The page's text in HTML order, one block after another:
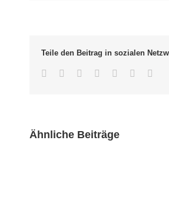
Teile den Beitrag in sozialen
Facebook
TwitterLinkedInWhatsappGoogle+Pinterest
Ähnliche Beiträge